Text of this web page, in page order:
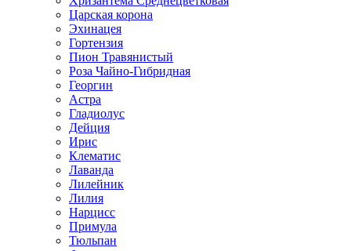
Царская корона
Эхинацея
Гортензия
Пион Травянистый
Роза Чайно-Гибридная
Георгин
Астра
Гладиолус
Дейция
Ирис
Клематис
Лаванда
Лилейник
Лилия
Нарцисс
Примула
Тюльпан